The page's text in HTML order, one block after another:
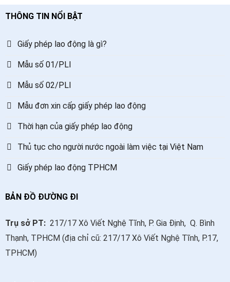
THÔNG TIN NỔI BẬT
Giấy phép lao động là gì?
Mẫu số 01/PLI
Mẫu số 02/PLI
Mẫu đơn xin cấp giấy phép lao động
Thời hạn của giấy phép lao động
Thủ tục cho người nước ngoài làm việc tại Việt Nam
Giấy phép lao động TPHCM
BẢN ĐỒ ĐƯỜNG ĐI
Trụ sở PT:217/17 Xô Viết Nghệ Tĩnh, P. Gia Định, Q. Bình
Thạnh, TPHCM (địa chỉ cũ: 217/17 Xô Viết Nghệ Tĩnh, P.17,
TPHCM)